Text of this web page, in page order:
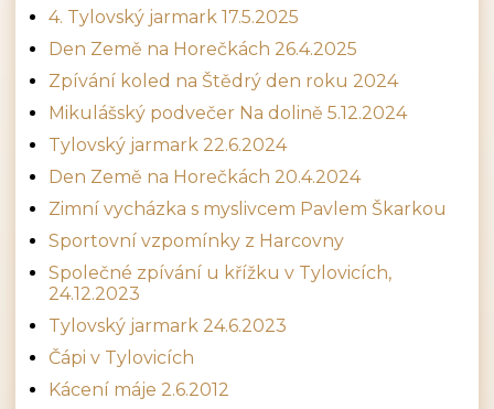
4. Tylovský jarmark 17.5.2025
Den Země na Horečkách 26.4.2025
Zpívání koled na Štědrý den roku 2024
Mikulášský podvečer Na dolině 5.12.2024
Tylovský jarmark 22.6.2024
Den Země na Horečkách 20.4.2024
Zimní vycházka s myslivcem Pavlem Škarkou
Sportovní vzpomínky z Harcovny
Společné zpívání u křížku v Tylovicích,
24.12.2023
Tylovský jarmark 24.6.2023
Čápi v Tylovicích
Kácení máje 2.6.2012